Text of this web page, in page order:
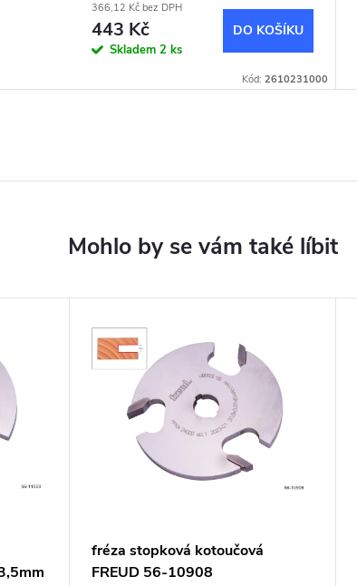
366,12 Kč bez DPH
443 Kč
Skladem 2 ks
DO KOŠÍKU
Kód: 2610231000
fréza stopková kotoučová
FREUD 56-10908